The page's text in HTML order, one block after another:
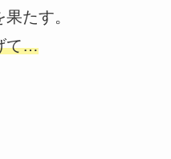
たす。
て…